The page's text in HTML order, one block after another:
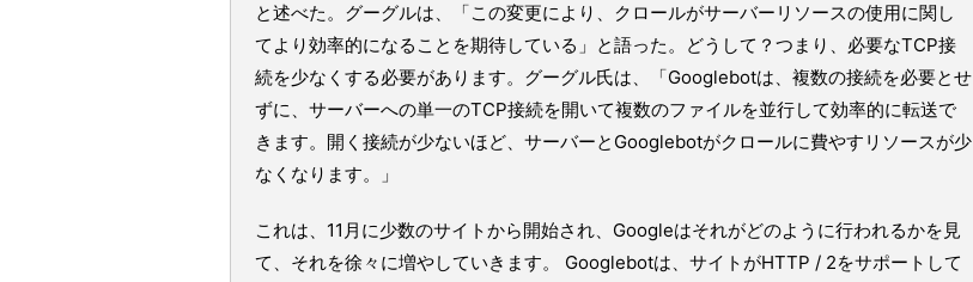
と述べた。グーグルは、「この変更により、クロールがサーバーリソースの使用に関し
てより効率的になることを期待している」と語った。どうして？つまり、必要なTCP接
続を少なくする必要があります。グーグル氏は、「Googlebotは、複数の接続を必要とせ
ずに、サーバーへの単一のTCP接続を開いて複数のファイルを並行して効率的に転送で
きます。開く接続が少ないほど、サーバーとGooglebotがクロールに費やすリソースが少
なくなります。」
これは、11月に少数のサイトから開始され、Googleはそれがどのように行われるかを見
て、それを徐々に増やしていきます。 Googlebotは、サイトがHTTP / 2をサポートして